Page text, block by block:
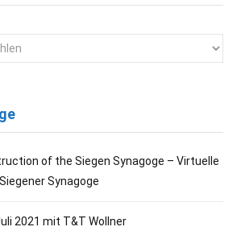
of the Siegen Synagoge – Virtuelle
Synagoge
2021 mit T&T Wollner